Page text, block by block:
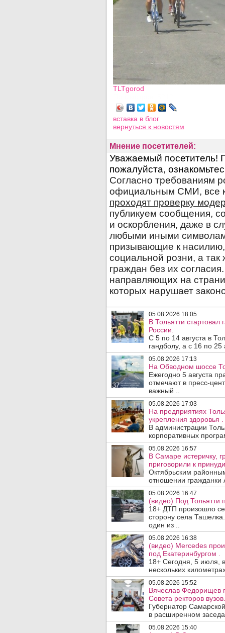
TLTgorod
вставка в блог
вернуться к новостям
Мнение посетителей:
05.08.2026 18:05
В Тольятти
России.
С 5 по 14 августа в
гандболу, а с 16 по
05.08.2026 17:13
На Обводном шоссе
Ежегодно 5 августа
отмечают в пресс-
важный ..
05.08.2026 17:03
На предприятиях
укрепления здоровья .
В администрации
корпоративных
05.08.2026 16:57
В Самаре истеричку,
приговорили к
Октябрьским
отношении гражданки
05.08.2026 16:47
(видео) Под Тольятти
18+ ДТП произошло
сторону села
один из ..
05.08.2026 16:38
(видео) Mercedes
под Екатеринбургом .
18+ Сегодня, 5 июля,
нескольких
05.08.2026 15:52
Вячеслав Федорищев
Совета ректоров вузов.
Губернатор
в расширенном
05.08.2026 15:40